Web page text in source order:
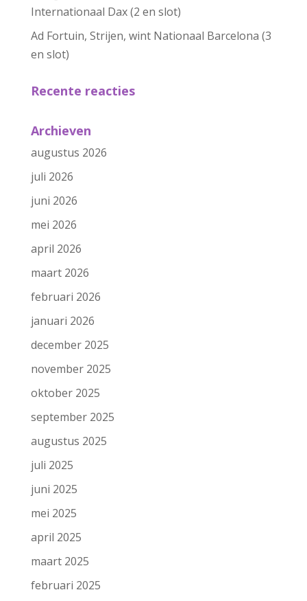
Internationaal Dax (2 en slot)
Ad Fortuin, Strijen, wint Nationaal Barcelona (3
en slot)
Recente reacties
Archieven
augustus 2026
juli 2026
juni 2026
mei 2026
april 2026
maart 2026
februari 2026
januari 2026
december 2025
november 2025
oktober 2025
september 2025
augustus 2025
juli 2025
juni 2025
mei 2025
april 2025
maart 2025
februari 2025